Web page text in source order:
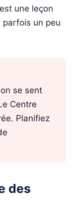
une leçon
un peu
se sent
Centre
Planifiez
des